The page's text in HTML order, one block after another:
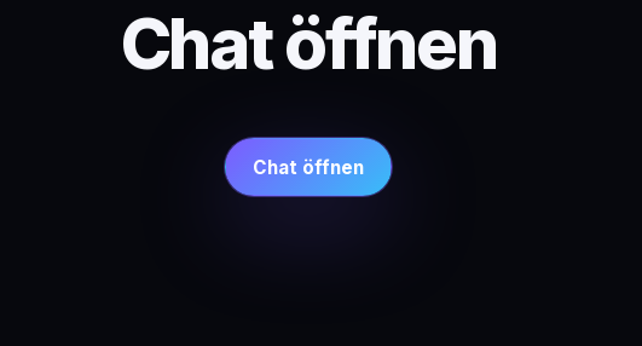
Chat öffnen
Chat öffnen